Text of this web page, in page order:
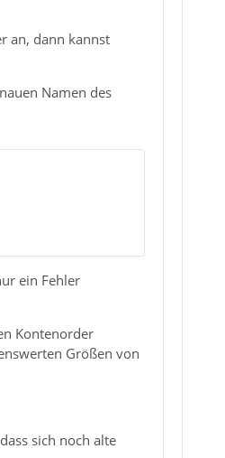
an, dann kannst
Namen des
ein Fehler
Kontenorder
Größen von
sich noch alte